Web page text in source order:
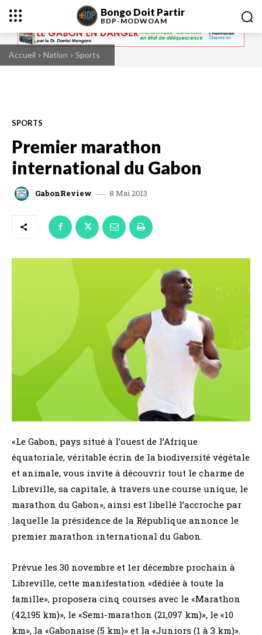
Bongo Doit Partir
BDP-MODWOAM
Accueil Nation Sports
SPORTS
Premier marathon
international du Gabon
GabonReview 8 Mai 2013
«Le Gabon, pays situé à l’ouest de l’Afrique
équatoriale, véritable écrin de la biodiversité végétale
et animale, vous invite à découvrir tout le charme de
Libreville, sa capitale, à travers une course unique, le
marathon du Gabon», ainsi est libellé l’accroche par
laquelle la présidence de la République annonce le
premier marathon international du Gabon.
Prévue les 30 novembre et 1er décembre prochain à
Libreville, cette manifestation «dédiée à toute la
famille», proposera cinq courses avec le «Marathon
(42,195 km)», le «Semi-marathon (21,097 km)», le «10
km», la «Gabonaise (5 km)» et la «Juniors (1 à 3 km)».